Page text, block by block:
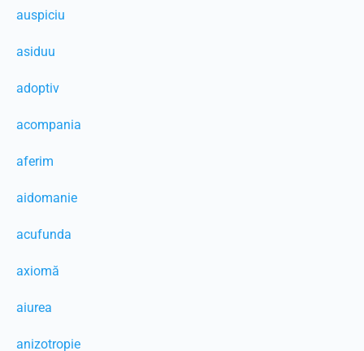
auspiciu
asiduu
adoptiv
acompania
aferim
aidomanie
acufunda
axiomă
aiurea
anizotropie